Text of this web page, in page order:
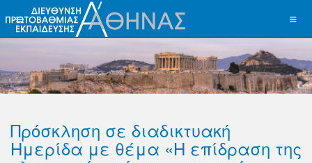
Πρόσκληση σε διαδικτυακή
Ημερίδα με θέμα «Η επίδραση της